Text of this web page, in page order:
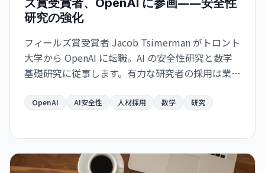
ズ賞受賞者、OpenAI に参画――安全性
研究の強化
フィールズ賞受賞者 Jacob Tsimerman がトロント
大学から OpenAI に転職。AI の安全性研究と数学
基礎研究に従事します。有力な研究者の採用は業界
OpenAI AI安全性 人材採用 数学 研究